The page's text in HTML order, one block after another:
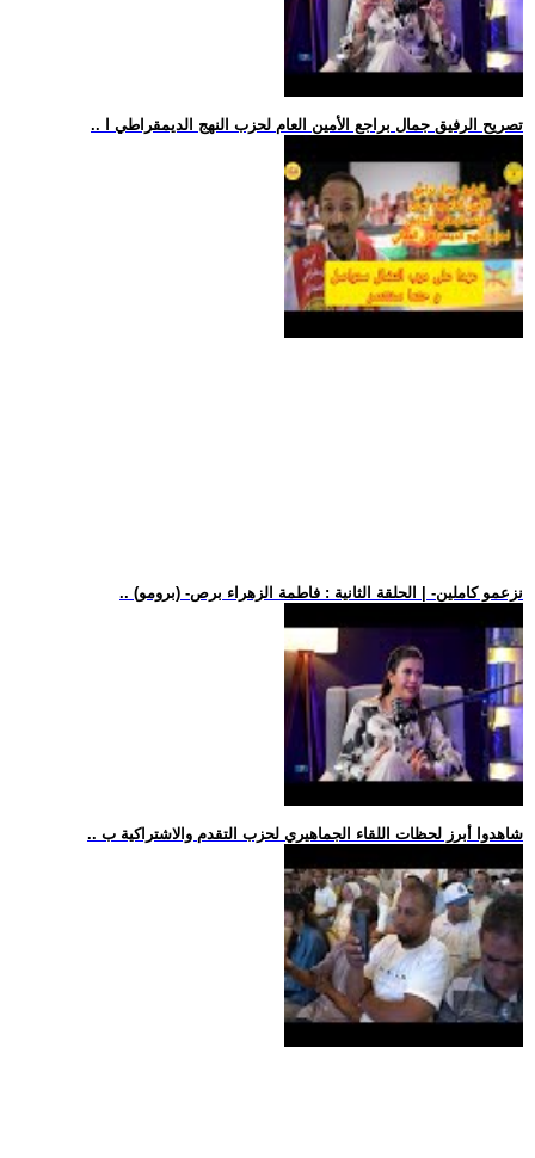
.. تصريح الرفيق جمال براجع الأمين العام لحزب النهج الديمقراطي ا
.. (برومو) -نزعمو كاملين- | الحلقة الثانية : فاطمة الزهراء برص
.. شاهدوا أبرز لحظات اللقاء الجماهيري لحزب التقدم والاشتراكية ب